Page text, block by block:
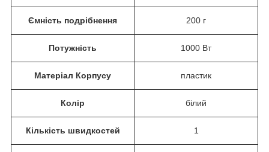
Ємність подрібнення 200 г
Потужність 1000 Вт
Матеріал Корпусу пластик
Колір білий
Кількість швидкостей 1